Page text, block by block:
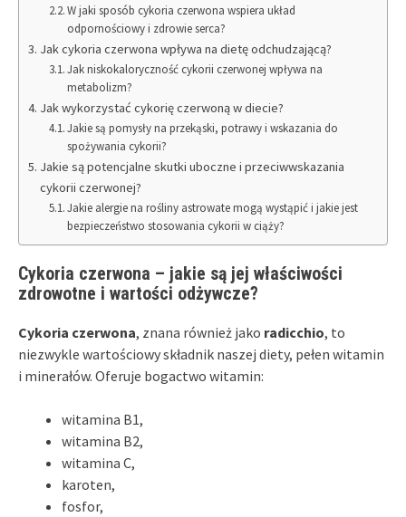
W jaki sposób cykoria czerwona wspiera układ
odpornościowy i zdrowie serca?
Jak cykoria czerwona wpływa na dietę odchudzającą?
Jak niskokaloryczność cykorii czerwonej wpływa na
metabolizm?
Jak wykorzystać cykorię czerwoną w diecie?
Jakie są pomysły na przekąski, potrawy i wskazania do
spożywania cykorii?
Jakie są potencjalne skutki uboczne i przeciwwskazania
cykorii czerwonej?
Jakie alergie na rośliny astrowate mogą wystąpić i jakie jest
bezpieczeństwo stosowania cykorii w ciąży?
Cykoria czerwona – jakie są jej właściwości
zdrowotne i wartości odżywcze?
Cykoria czerwona, znana również jako radicchio, to
niezwykle wartościowy składnik naszej diety, pełen witamin
i minerałów. Oferuje bogactwo witamin:
witamina B1,
witamina B2,
witamina C,
karoten,
fosfor,